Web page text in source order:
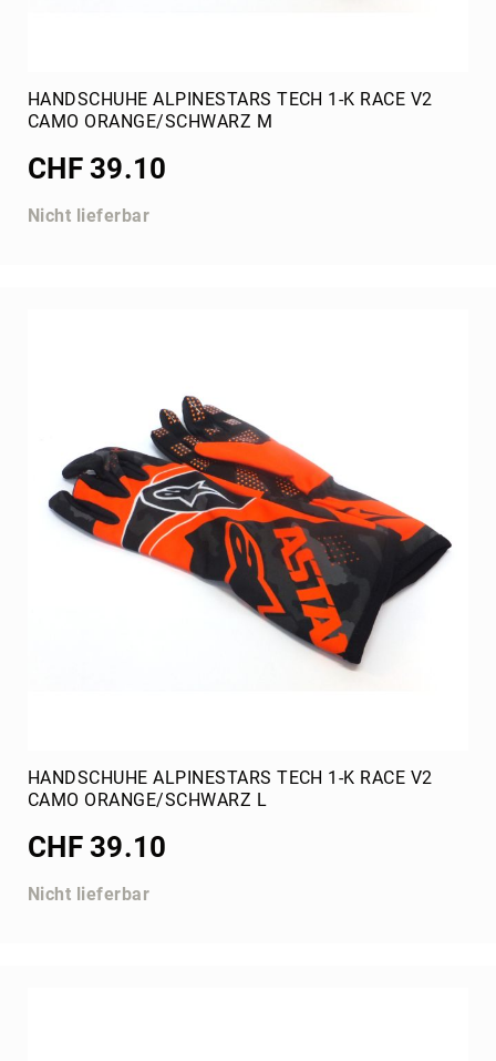
HANDSCHUHE ALPINESTARS TECH 1-K RACE V2
CAMO ORANGE/SCHWARZ M
CHF 39.10
Nicht lieferbar
HANDSCHUHE ALPINESTARS TECH 1-K RACE V2
CAMO ORANGE/SCHWARZ L
CHF 39.10
Nicht lieferbar